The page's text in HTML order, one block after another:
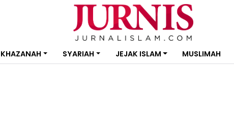
KHAZANAH SYARIAH JEJAK ISLAM MUSLIMAH